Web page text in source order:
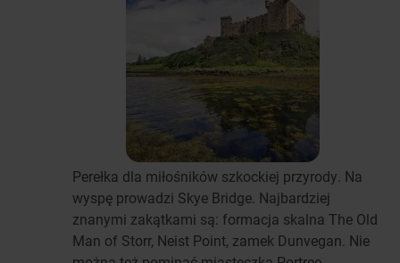
Perełka dla miłośników szkockiej przyrody. Na
wyspę prowadzi Skye Bridge. Najbardziej
znanymi zakątkami są: formacja skalna The Old
Man of Storr, Neist Point, zamek Dunvegan. Nie